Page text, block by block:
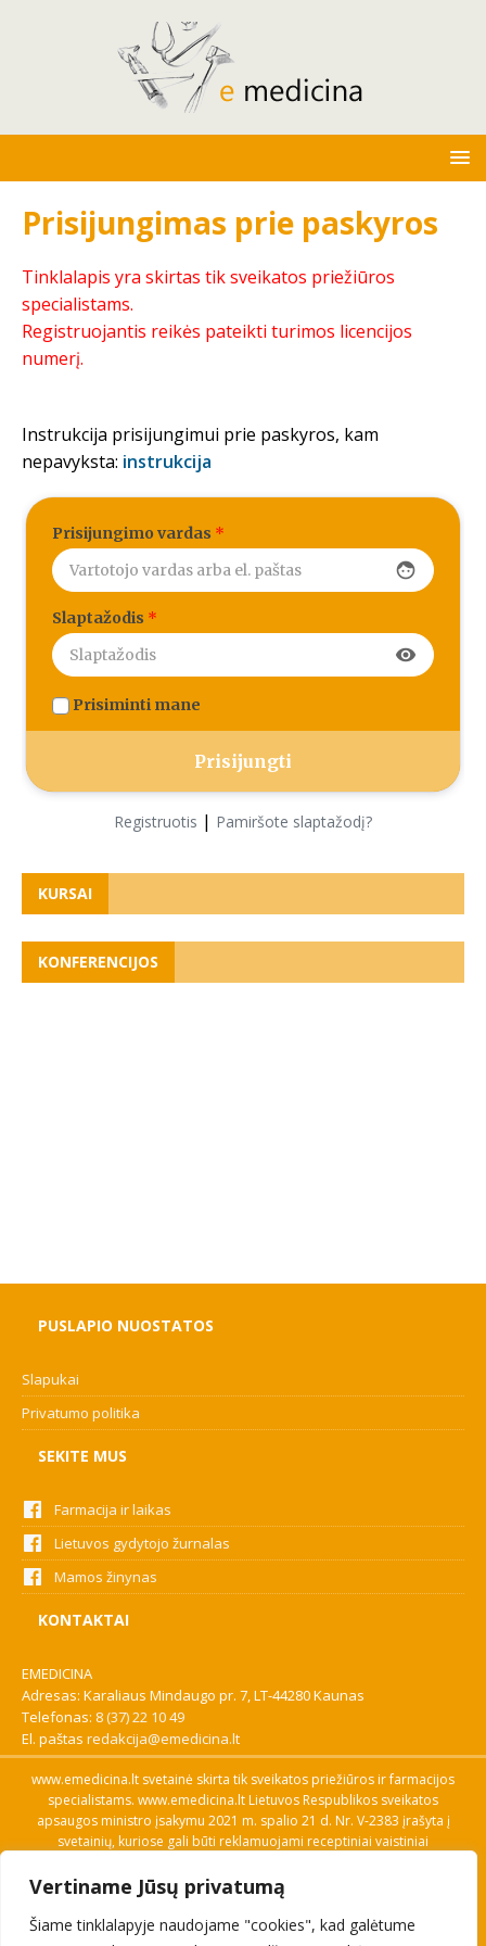
Vertiname Jūsų privatumą
Šiame tinklalapyje naudojame "cookies", kad galėtume
Prisijungimas prie paskyros
Tinklalapis yra skirtas tik sveikatos priežiūros
specialistams.
Registruojantis reikės pateikti turimos licencijos
numerį.
Instrukcija prisijungimui prie paskyros, kam
nepavyksta: instrukcija
Prisijungimo vardas *
face
Slaptažodis *
visibility
Prisiminti mane
Registruotis | Pamiršote slaptažodį?
KURSAI
KONFERENCIJOS
PUSLAPIO NUOSTATOS
Slapukai
Privatumo politika
SEKITE MUS
Farmacija ir laikas
Lietuvos gydytojo žurnalas
Mamos žinynas
KONTAKTAI
EMEDICINA
Adresas: Karaliaus Mindaugo pr. 7, LT-44280 Kaunas
Telefonas: 8 (37) 22 10 49
El. paštas redakcija@emedicina.lt
www.emedicina.lt svetainė skirta tik sveikatos priežiūros ir farmacijos
specialistams. www.emedicina.lt Lietuvos Respublikos sveikatos
apsaugos ministro įsakymu 2021 m. spalio 21 d. Nr. V-2383 įrašyta į
svetainių, kuriose gali būti reklamuojami receptiniai vaistiniai
savo profesinę kvalifikaciją. Naudingos nuorodos: Vaistų ir medicinos
pagalbos priemonių kainų paieška, VVKT tinklalapis, Sveikatos
priežiūros ar farmacijos specialisto pranešimo apie įtariamą